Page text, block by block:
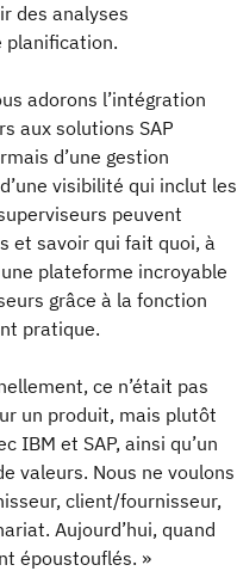
des analyses
planification.
adorons l’intégration
aux solutions SAP
d’une gestion
visibilité qui inclut les
peuvent
et savoir qui fait quoi, à
plateforme incroyable
grâce à la fonction
pratique.
ce n’était pas
un produit, mais plutôt
IBM et SAP, ainsi qu’un
valeurs. Nous ne voulons
client/fournisseur,
Aujourd’hui, quand
époustouflés. »